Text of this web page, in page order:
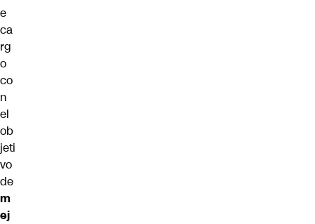
e
ca
rg
o
co
n
el
ob
jeti
vo
de
m
ej